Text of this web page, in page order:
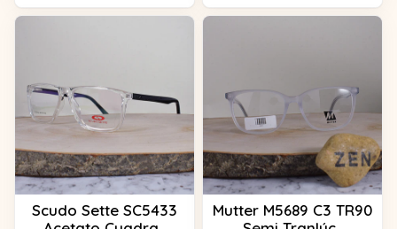
Scudo Sette SC5433
Mutter M5689 C3 TR90